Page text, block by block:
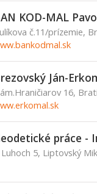
KOD-MAL
č.11/prízemie,
Ján-
16,
5, Liptovský